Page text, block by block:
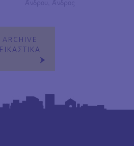
ARCHIVE
ΕΙΚΑΣΤΙΚΑ